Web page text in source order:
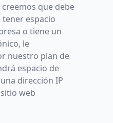
que debe
espacio
o tiene un
le
nuestro plan de
espacio de
dirección IP
web